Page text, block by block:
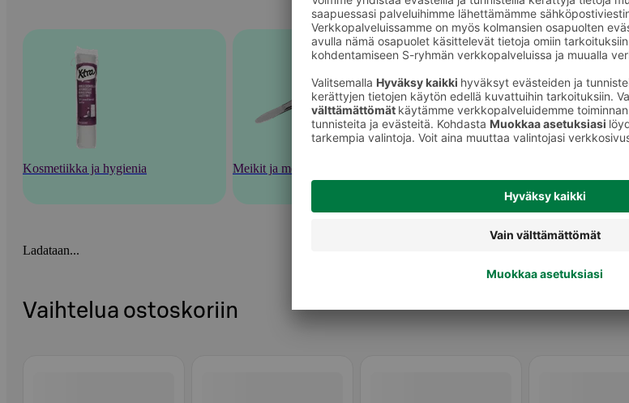
Kosmetiikka ja hygienia Meikit ja meikkaustarvikkeet
varjostustuotteet
Ladataan...
Vaihtelua ostoskoriin